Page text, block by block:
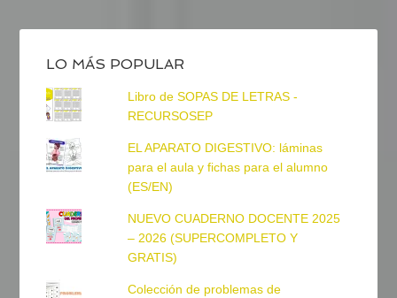
LO MÁS POPULAR
Libro de SOPAS DE LETRAS -
RECURSOSEP
EL APARATO DIGESTIVO: láminas
para el aula y fichas para el alumno
(ES/EN)
NUEVO CUADERNO DOCENTE 2025
– 2026 (SUPERCOMPLETO Y
GRATIS)
Colección de problemas de